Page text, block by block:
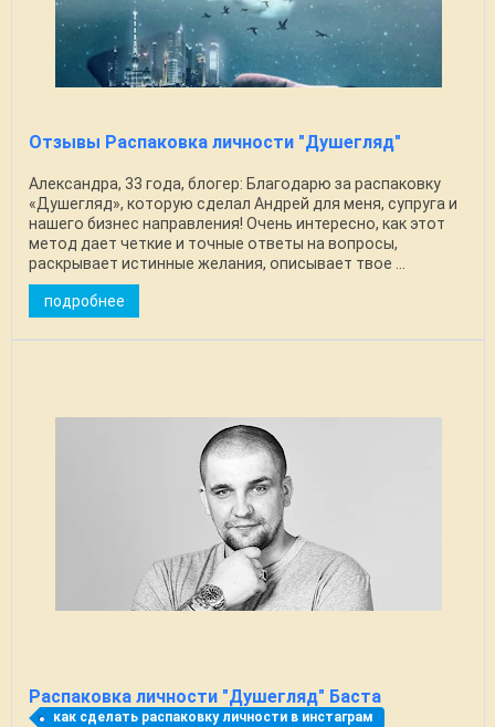
Отзывы Распаковка личности "Душегляд"
Александра, 33 года, блогер: Благодарю за распаковку
«Душегляд», которую сделал Андрей для меня, супруга и
нашего бизнес направления! Очень интересно, как этот
метод дает четкие и точные ответы на вопросы,
раскрывает истинные желания, описывает твое ...
подробнее
Распаковка личности "Душегляд" Баста
как сделать распаковку личности в инстаграм